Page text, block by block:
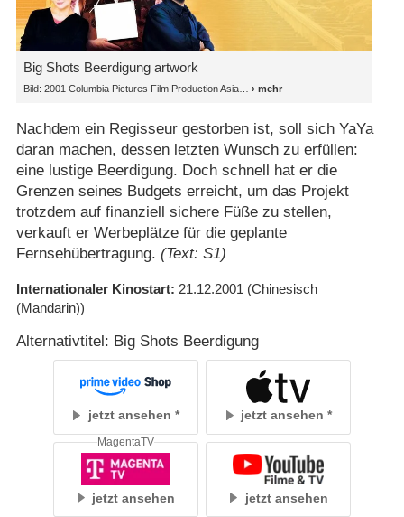
Big Shots Beerdigung artwork
Bild: 2001 Columbia Pictures Film Production Asia
Nachdem ein Regisseur gestorben ist, soll sich YaYa
daran machen, dessen letzten Wunsch zu erfüllen:
eine lustige Beerdigung. Doch schnell hat er die
Grenzen seines Budgets erreicht, um das Projekt
trotzdem auf finanziell sichere Füße zu stellen,
verkauft er Werbeplätze für die geplante
Fernsehübertragung. (Text: S1)
Internationaler Kinostart 21.12.2001 (Chinesisch
(Mandarin))
Alternativtitel: Big Shots Beerdigung
jetzt ansehen jetzt ansehen
jetzt ansehen
MagentaTV
jetzt ansehen